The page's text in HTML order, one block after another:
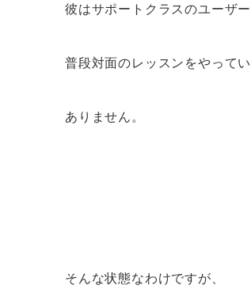
彼はサポートクラスのユーザ
普段対面のレッスンをやって
ありません。
そんな状態なわけですが、